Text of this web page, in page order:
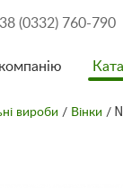
(0332) 760-790
вироби / Вінки /